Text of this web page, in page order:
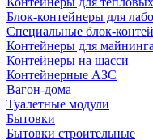
Блок-контейнеры для
Специальные блок-
Контейнеры для майнинга
Контейнеры на шасси
Контейнерные АЗС
Вагон-дома
Туалетные модули
Бытовки
Бытовки строительные